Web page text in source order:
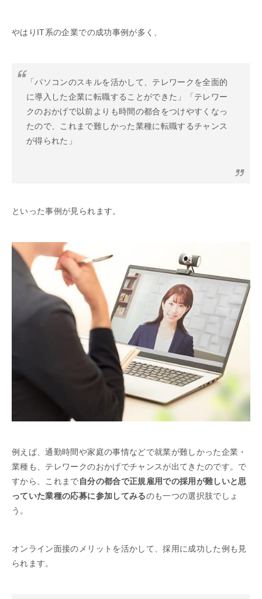
やはりIT系の企業での成功事例が多く、
「パソコンのスキルを活かして、テレワークを全面的
に導入した企業に転職することができた」「テレワー
クのおかげで以前よりも時間の都合をつけやすくなっ
たので、これまで難しかった業種に転職するチャンス
が得られた」
といった事例が見られます。
例えば、通勤時間や家庭の事情などで就業が難しかった企業・
業種も、テレワークのおかげでチャンスが出てきたのです。で
すから、これまで自分の都合で正規雇用での採用が難しいと思
っていた業種の応募に参加してみるのも一つの選択肢でしょ
う。
オンライン面接のメリットを活かして、採用に成功した例も見
られます。